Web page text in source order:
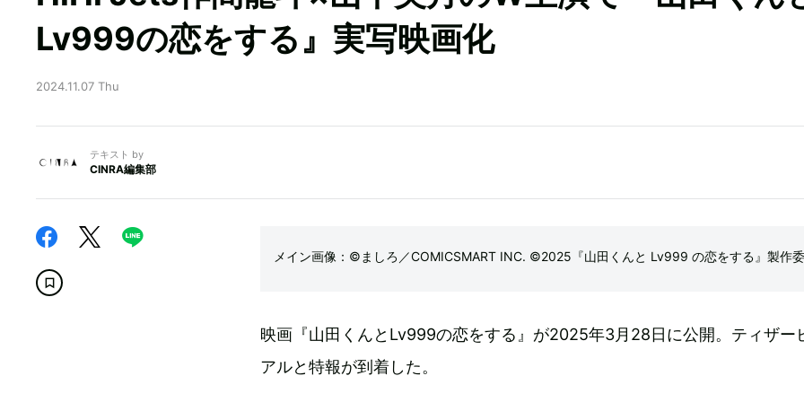
Lv999の恋をする』実写映画化
2024.11.07 Thu
テキスト by
CINRA編集部
メイン画像：©ましろ／COMICSMART INC. ©2025『山田くんと Lv999 の恋をする』製作
映画『山田くんとLv999の恋をする』が2025年3月28日に公開。ティザー
アルと特報が到着した。